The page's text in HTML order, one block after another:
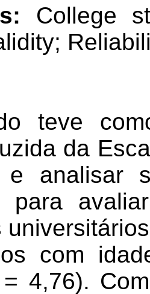
College
teve
da
analisar
para
com
4,76).